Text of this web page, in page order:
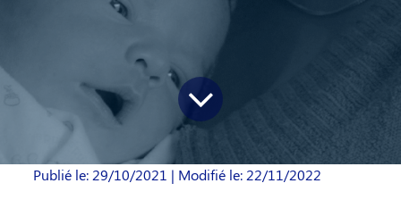
Publié le: 29/10/2021 | Modifié le: 22/11/2022